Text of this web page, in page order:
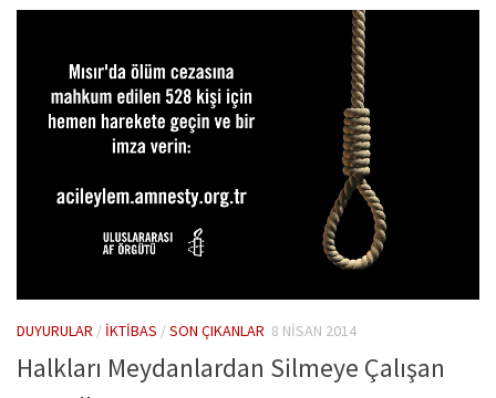
DUYURULAR / İKTIBAS /SON ÇIKANLAR 8 NISAN 2014
Halkları Meydanlardan Silmeye Çalışan